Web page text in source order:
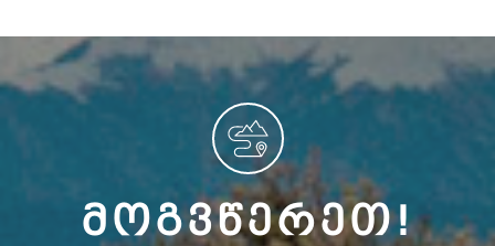
ᲛᲝᲒᲕᲬᲔᲠᲔᲗ!